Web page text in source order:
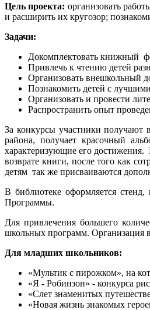
Цель проекта: организовать
и расширить их кругозор;
Задачи:
Докомплектовать книжный
Привлечь к чтению детей
Организовать внешкольный
Познакомить детей с
Организовать и провести
Распространить опыт
За конкурсы участники
района, получает красочный
характеризующие его достижения.
возврате книги, после того как
детям так же присваиваются
В библиотеке оформляется стенд,
Программы.
Для привлечения большего
школьных программ. Организация
Для младших школьников:
«Мультик с пирожком», на
«Я - Робинзон» - конкурса
«Слет знаменитых
«Новая жизнь знакомых